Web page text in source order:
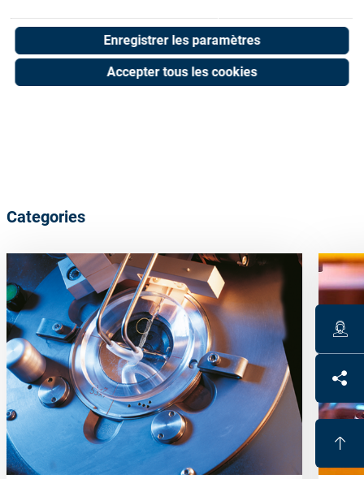
Enregistrer les paramètres
Accepter tous les cookies
Shop now
Categories